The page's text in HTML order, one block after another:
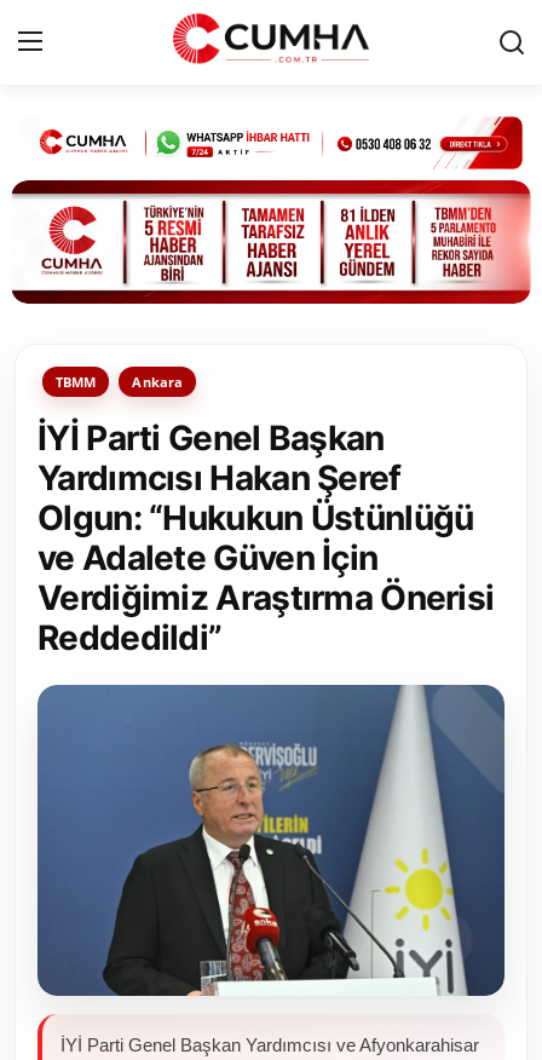
Kurumsal
Cumhurbaşkanlığı
Bakanlıklar
Siyasi Partiler
Yerel Yönetimler
Mülki İdare
Toplum ve Yaşam
Sivil Toplum Kuruluşları
Kamu Kurumları ve Üst Kurullar
TBMM Ankara
İYİ Parti Genel Başkan
Yardımcısı Hakan Şeref
Olgun: “Hukukun Üstünlüğü
ve Adalete Güven İçin
Verdiğimiz Araştırma Önerisi
Reddedildi”
İYİ Parti Genel Başkan Yardımcısı ve Afyonkarahisar